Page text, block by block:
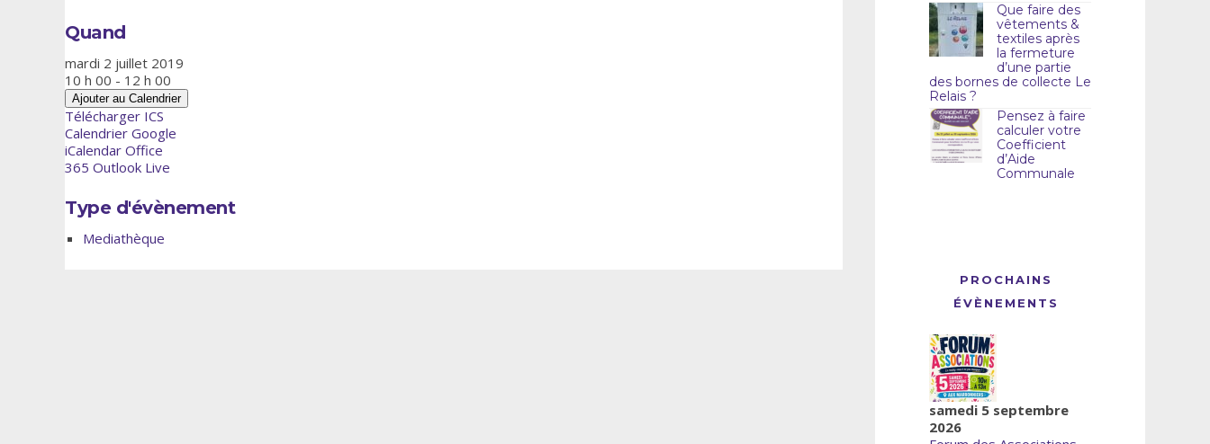
Quand
mardi 2 juillet 2019
10 h 00 - 12 h 00
Ajouter au Calendrier
Télécharger ICS
Calendrier Google
iCalendar Office
365 Outlook Live
Type d'évènement
Mediathèque
Que faire des
vêtements &
textiles après
la fermeture
d’une partie
des bornes de collecte Le
Relais ?
Pensez à faire
calculer votre
Coefficient
d’Aide
Communale
PROCHAINS
ÉVÈNEMENTS
samedi 5 septembre
2026